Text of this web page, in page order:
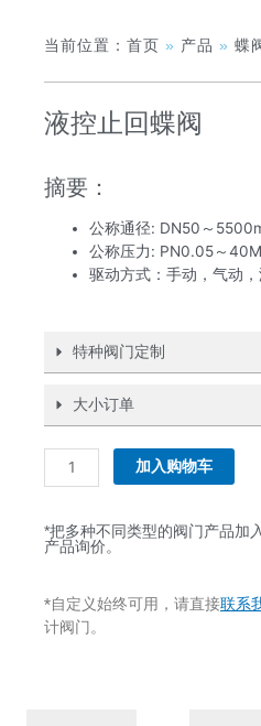
当前位置： 首页 » 产品 » 蝶
液控止回蝶阀
摘要：
公称通径: DN50～
公称压力: PN0.05～
驱动方式：手动，气动，
特种阀门定制
大小订单
止
蝶
阀
量
加入购物车
*把多种不同类型的阀门产品加
产品询价。
*自定义始终可用，请直接联系
计阀门。